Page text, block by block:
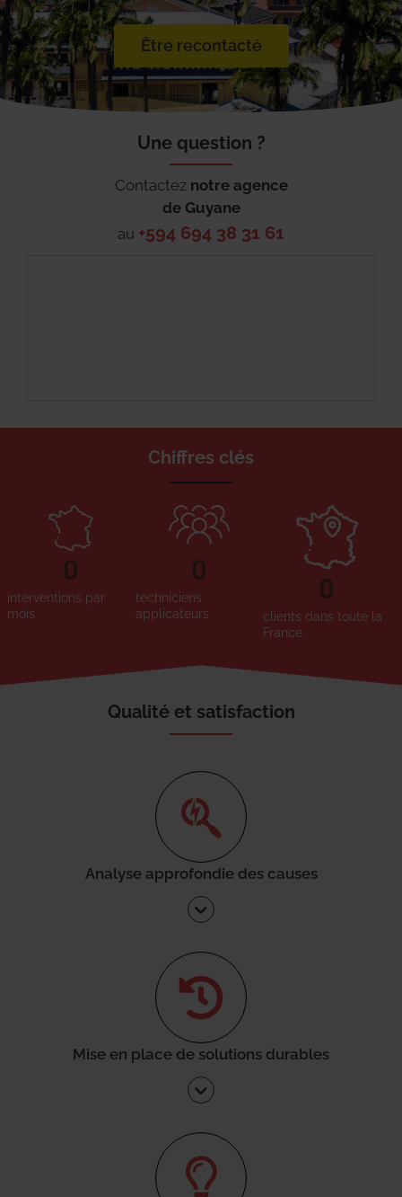
Être recontacté
Une question ?
Contactez notre agence
de Guyane
au +594 694 38 31 61
Chiffres clés
interventions par
mois
0
techniciens
applicateurs
0
clients dans toute la
France
0
Qualité et satisfaction
Analyse approfondie des causes
Mise en place de solutions durables